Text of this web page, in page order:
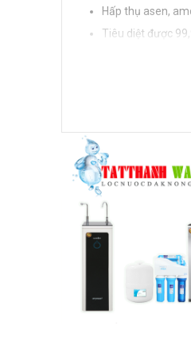
Hấp thụ asen,
Tiêu diệt được
--> Nước lọc ra đạt
bỏ các chất hữu
- Lọc sạch vi
- Máy nhỏ gọn,
- Máy không có
- Kết quả xét